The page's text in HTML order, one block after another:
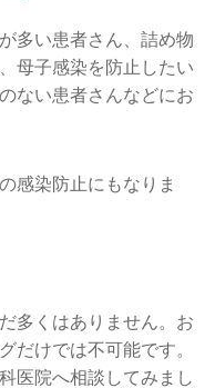
多い患者さん、詰め物
母子感染を防止したい
ない患者さんなどにお
感染防止にもなりま
多くはありません。お
だけでは不可能です。
医院へ相談してみまし